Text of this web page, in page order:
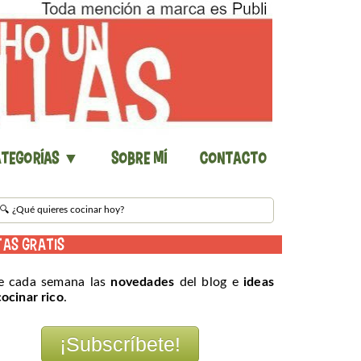
▼ Sobre mí Contacto
GRATIS
cada semana las novedades del blog e ideas
rico.